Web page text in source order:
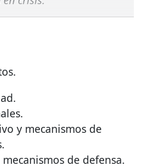
y mecanismos de
de defensa.